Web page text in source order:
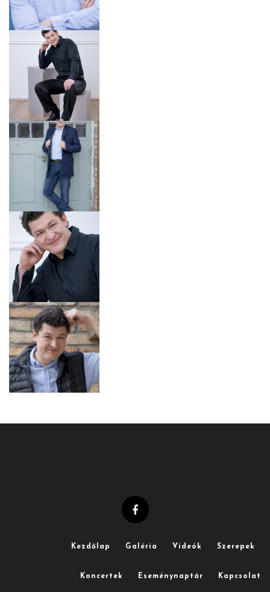
Kezdőlap Galéria Videók Szerepek
Koncertek Eseménynaptár Kapcsolat